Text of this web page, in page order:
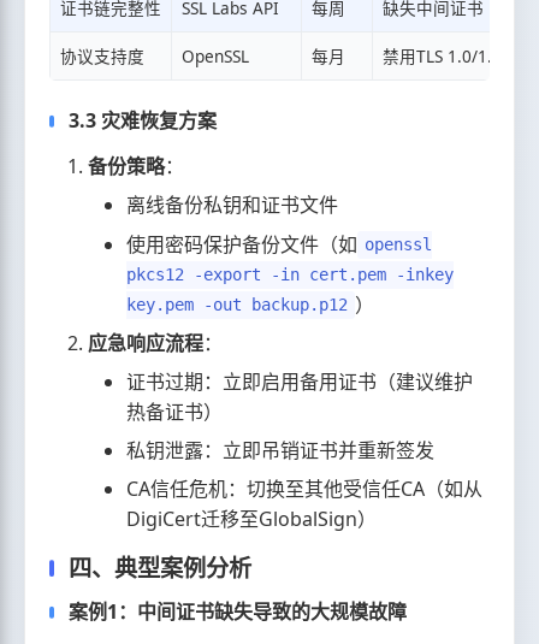
证书链完整性 SSL Labs API 每周 缺失中间证书
协议支持度 OpenSSL 每月 禁用TLS 1.0/1.1
3.3 灾难恢复方案
备份策略：
离线备份私钥和证书文件
使用密码保护备份文件（如 openssl
pkcs12 -export -in cert.pem -inkey
key.pem -out backup.p12 ）
应急响应流程：
证书过期：立即启用备用证书（建议维护
热备证书）
私钥泄露：立即吊销证书并重新签发
CA信任危机：切换至其他受信任CA（如从
DigiCert迁移至GlobalSign）
四、典型案例分析
案例1：中间证书缺失导致的大规模故障